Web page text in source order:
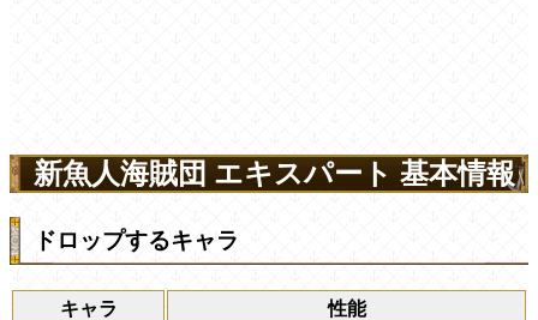
新魚人海賊団 エキスパート 基本情報
ドロップするキャラ
キャラ 性能